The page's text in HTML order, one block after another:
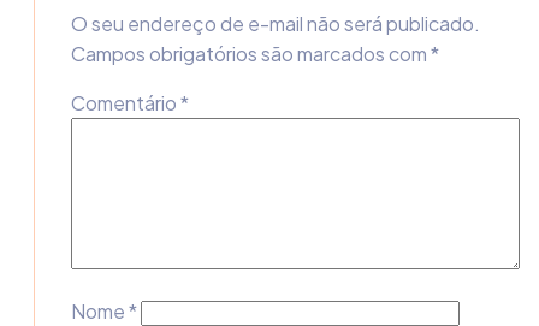
O seu endereço de e-mail não será publicado.
Campos obrigatórios são marcados com*
Comentário*
Nome*